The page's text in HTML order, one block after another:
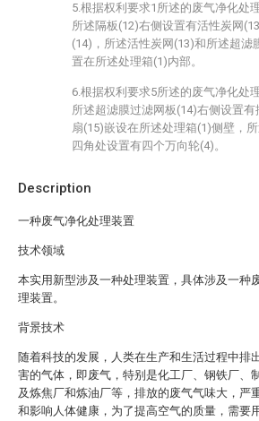
Description
一种废气净化处理装置
技术领域
本实用新型涉及一种处理装置，具体涉及一种
理装置。
背景技术
随着科技的发展，人类在生产和生活过程中排
害的气体，即废气，特别是化工厂、钢铁厂、
及炼焦厂和炼油厂等，排放的废气气味大，严
和影响人体健康，为了提高空气的质量，需要
5.根据权利要求1所述的废气净化处
所述隔板(12)右侧设置有活性炭网
(14)，所述活性炭网(13)和所述超滤
置在所述处理箱(1)内部。
6.根据权利要求5所述的废气净化处
所述超滤膜过滤网板(14)右侧设置
扇(15)嵌设在所述处理箱(1)侧壁，
四角处设置有四个万向轮(4)。